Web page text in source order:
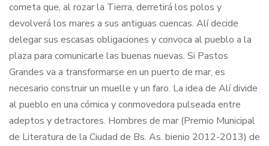
cometa que, al rozar la Tierra, derretirá los polos y
devolverá los mares a sus antiguas cuencas. Alí decide
delegar sus escasas obligaciones y convoca al pueblo a la
plaza para comunicarle las buenas nuevas. Si Pastos
Grandes va a transformarse en un puerto de mar, es
necesario construir un muelle y un faro. La idea de Alí divide
al pueblo en una cómica y conmovedora pulseada entre
adeptos y detractores. Hombres de mar (Premio Municipal
de Literatura de la Ciudad de Bs. As. bienio 2012-2013) de